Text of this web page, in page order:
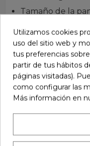
Tamaño de la
Duración de la
Contenido
Unidad de
(incluye
para casco K9
Casco K9 Helm
Antenas
Utilizamos cookies
uso del sitio web y
tus preferencias
partir de tus hábitos
páginas visitadas).
como configurar las
Más información en